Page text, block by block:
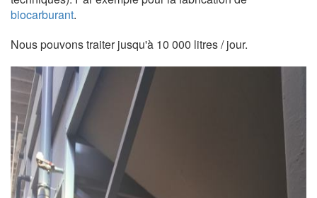
biocarburant.
Nous pouvons traiter jusqu'à 10 000 litres / jour.